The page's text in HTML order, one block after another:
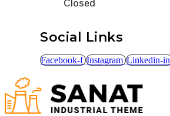
Closed
Social Links
Facebook-f Instagram Linkedin-in